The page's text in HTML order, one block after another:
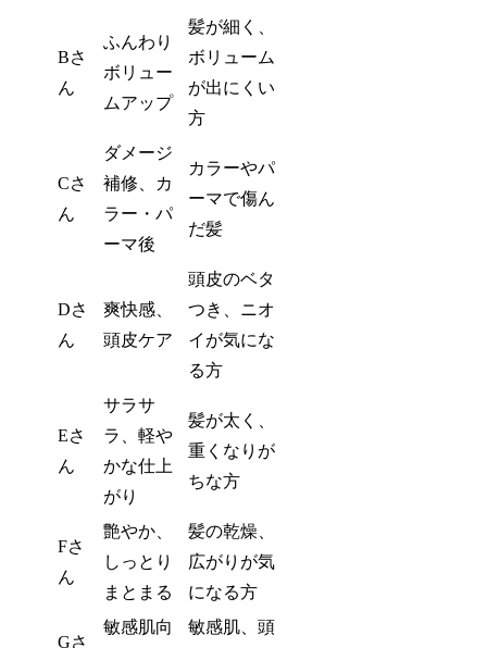
Bさ
ん
ふんわり
ボリュー
ムアップ
髪が細く、
ボリューム
が出にくい
方
Cさ
ん
ダメージ
補修、カ
ラー・パ
ーマ後
カラーやパ
ーマで傷ん
だ髪
Dさ
ん
爽快感、
頭皮ケア
頭皮のベタ
つき、ニオ
イが気にな
る方
Eさ
ん
サラサ
ラ、軽や
かな仕上
がり
髪が太く、
重くなりが
ちな方
Fさ
ん
艶やか、
しっとり
まとまる
髪の乾燥、
広がりが気
になる方
Gさ
敏感肌向 敏感肌、頭